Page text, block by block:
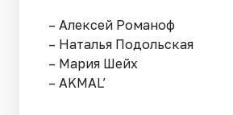
– Алексей Романоф
– Наталья Подольская
– Мария Шейх
– AKMAL’